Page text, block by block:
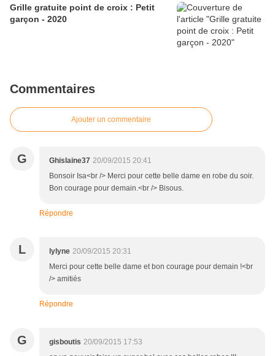
Grille gratuite point de croix : Petit
garçon - 2020
Commentaires
Ajouter un commentaire
G Ghislaine37 20/09/2015 20:41
Bonsoir Isa<br /> Merci pour cette belle dame en robe du soir.
Bon courage pour demain.<br /> Bisous.
Répondre
L lylyne 20/09/2015 20:31
Merci pour cette belle dame et bon courage pour demain !<br
/> amitiés
Répondre
G gisboutis 20/09/2015 17:53